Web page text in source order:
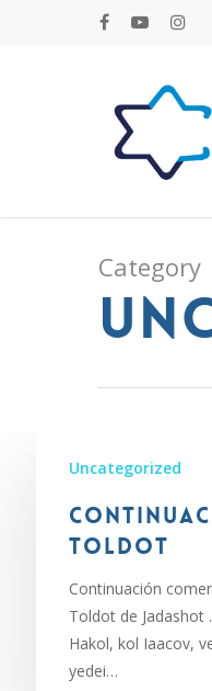
Category
Uncategorized
Toldot
Continuación
Toldot de Jadashot
Hakol, kol Iaacov,
yedei…